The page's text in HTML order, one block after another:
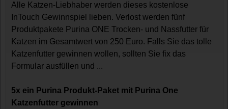
Alle Katzen-Liebhaber werden dieses kostenlose
InTouch Gewinnspiel lieben. Verlost werden fünf
Produktpakete Purina ONE Trocken- und Nassfutter für
Katzen im Gesamtwert von 250 Euro. Falls Sie das tolle
Katzenfutter gewinnen wollen, sollten Sie fix das
Formular ausfüllen und ...
5x ein Purina Produkt-Paket mit Purina One
Katzenfutter gewinnen